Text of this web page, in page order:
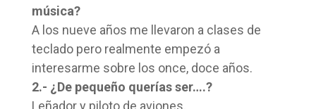
música?
A los nueve años me llevaron a clases de
teclado pero realmente empezó a
interesarme sobre los once, doce años.
2.- ¿De pequeño querías ser….?
Leñador y piloto de aviones.